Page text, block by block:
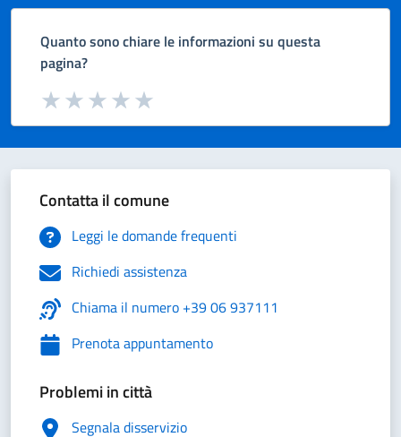
Quanto sono chiare le informazioni su questa
pagina?
Valuta da 1 a 5 stelle la pagina
Valuta 5 stelle su 5
Valuta 4 stelle su 5
Valuta 3 stelle su 5
Valuta 2 stelle su 5
Valuta 1 stelle su 5
Contatta il comune
Leggi le domande frequenti
Richiedi assistenza
Chiama il numero +39 06 937111
Prenota appuntamento
Problemi in città
Segnala disservizio